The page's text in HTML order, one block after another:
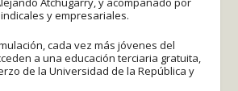
y empresariales.
cada vez más jóvenes del
a una educación terciaria gratuita,
de la Universidad de la República y